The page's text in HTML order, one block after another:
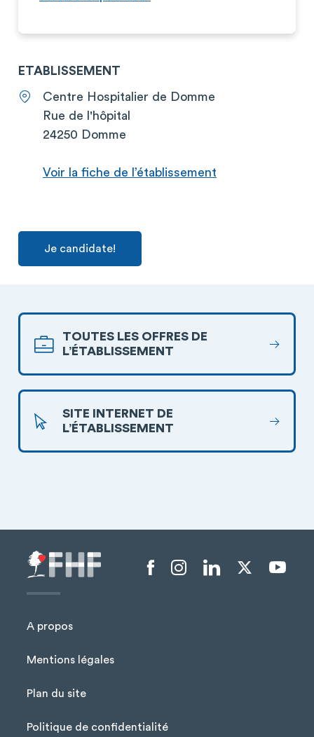
ETABLISSEMENT
Centre Hospitalier de Domme
Rue de l'hôpital
24250 Domme
Voir la fiche de l’établissement
Je candidate!
TOUTES LES OFFRES DE
L’ÉTABLISSEMENT
SITE INTERNET DE
L’ÉTABLISSEMENT
Menu Pied de page
A propos
Mentions légales
Plan du site
Politique de confidentialité
Menu liens sociaux